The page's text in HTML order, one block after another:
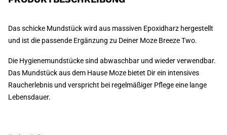
Das schicke Mundstück wird aus massiven Epoxidharz hergestellt
und ist die passende Ergänzung zu Deiner Moze Breeze Two.
Die Hygienemundstücke sind abwaschbar und wieder verwendbar.
Das Mundstück aus dem Hause Moze bietet Dir ein intensives
Raucherlebnis und verspricht bei regelmäßiger Pflege eine lange
Lebensdauer.